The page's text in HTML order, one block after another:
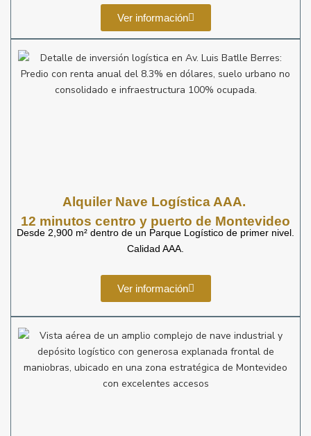
Ver información
Alquiler Nave Logística AAA.
12 minutos centro y puerto de Montevideo
Desde 2,900 m² dentro de un Parque Logístico de primer nivel.
Calidad AAA.
Ver información